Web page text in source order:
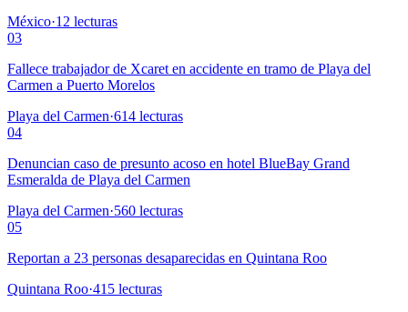
México·12 lecturas
03
Fallece trabajador de Xcaret en accidente en tramo de Playa del
Carmen a Puerto Morelos
Playa del Carmen·614 lecturas
04
Denuncian caso de presunto acoso en hotel BlueBay Grand
Esmeralda de Playa del Carmen
Playa del Carmen·560 lecturas
05
Reportan a 23 personas desaparecidas en Quintana Roo
Quintana Roo·415 lecturas